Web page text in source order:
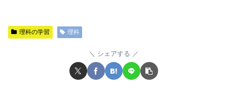
理科の学習 理科
シェアする